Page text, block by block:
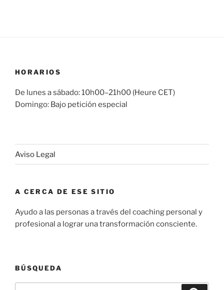
HORARIOS
De lunes a sábado: 10h00–21h00 (Heure CET)
Domingo: Bajo petición especial
Aviso Legal
A CERCA DE ESE SITIO
Ayudo a las personas a través del coaching personal y
profesional a lograr una transformación consciente.
BÚSQUEDA